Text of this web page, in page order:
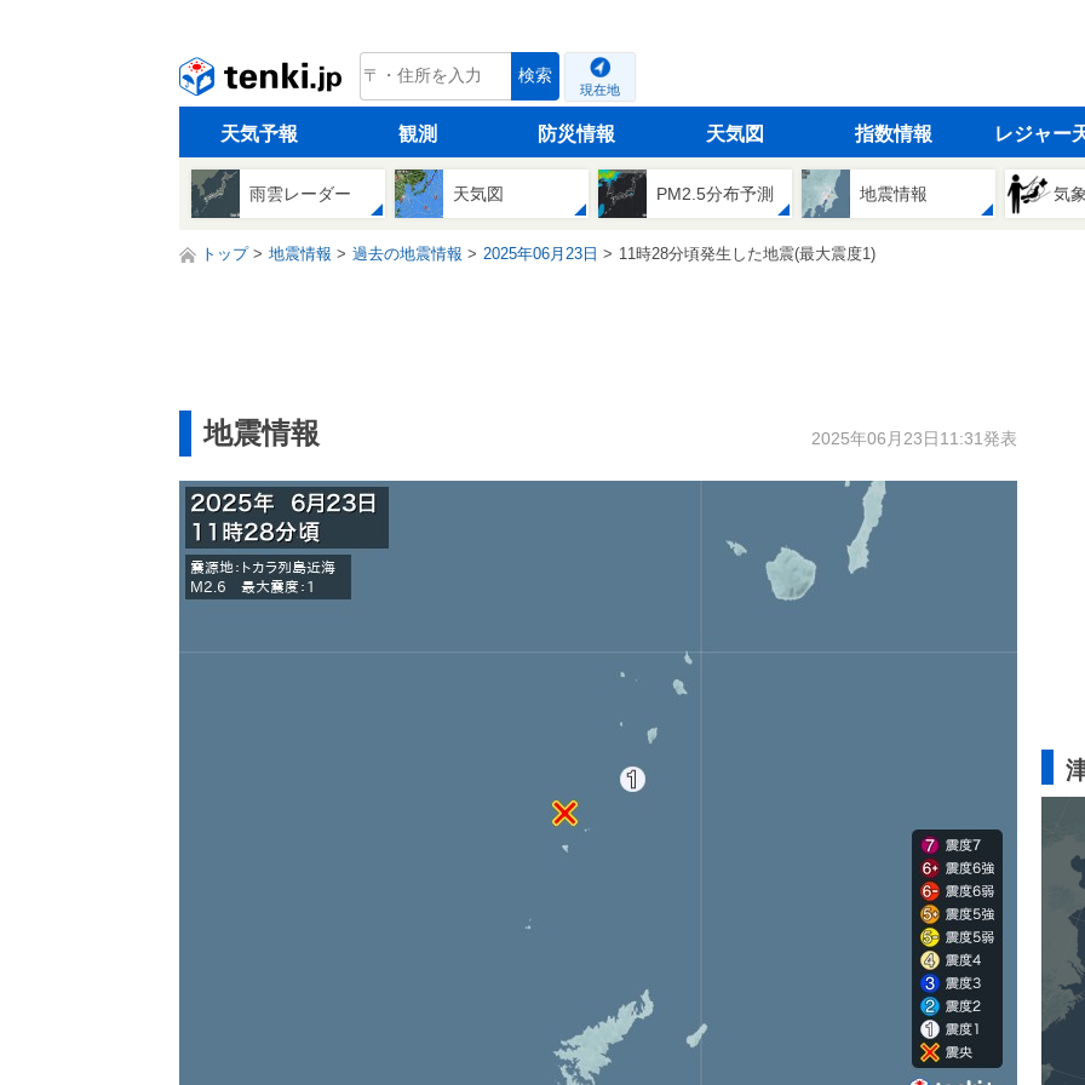
tenki.jp 検索
現在地
天気予報 観測 防災情報 天気図 指数情報 レジャー
雨雲レーダー 天気図 PM2.5分布予測 地震情報 気
トップ 地震情報 過去の地震情報 2025年06月23日 11時28分頃発生した地震(最大震度1)
地震情報 2025年06月23日11:31発表